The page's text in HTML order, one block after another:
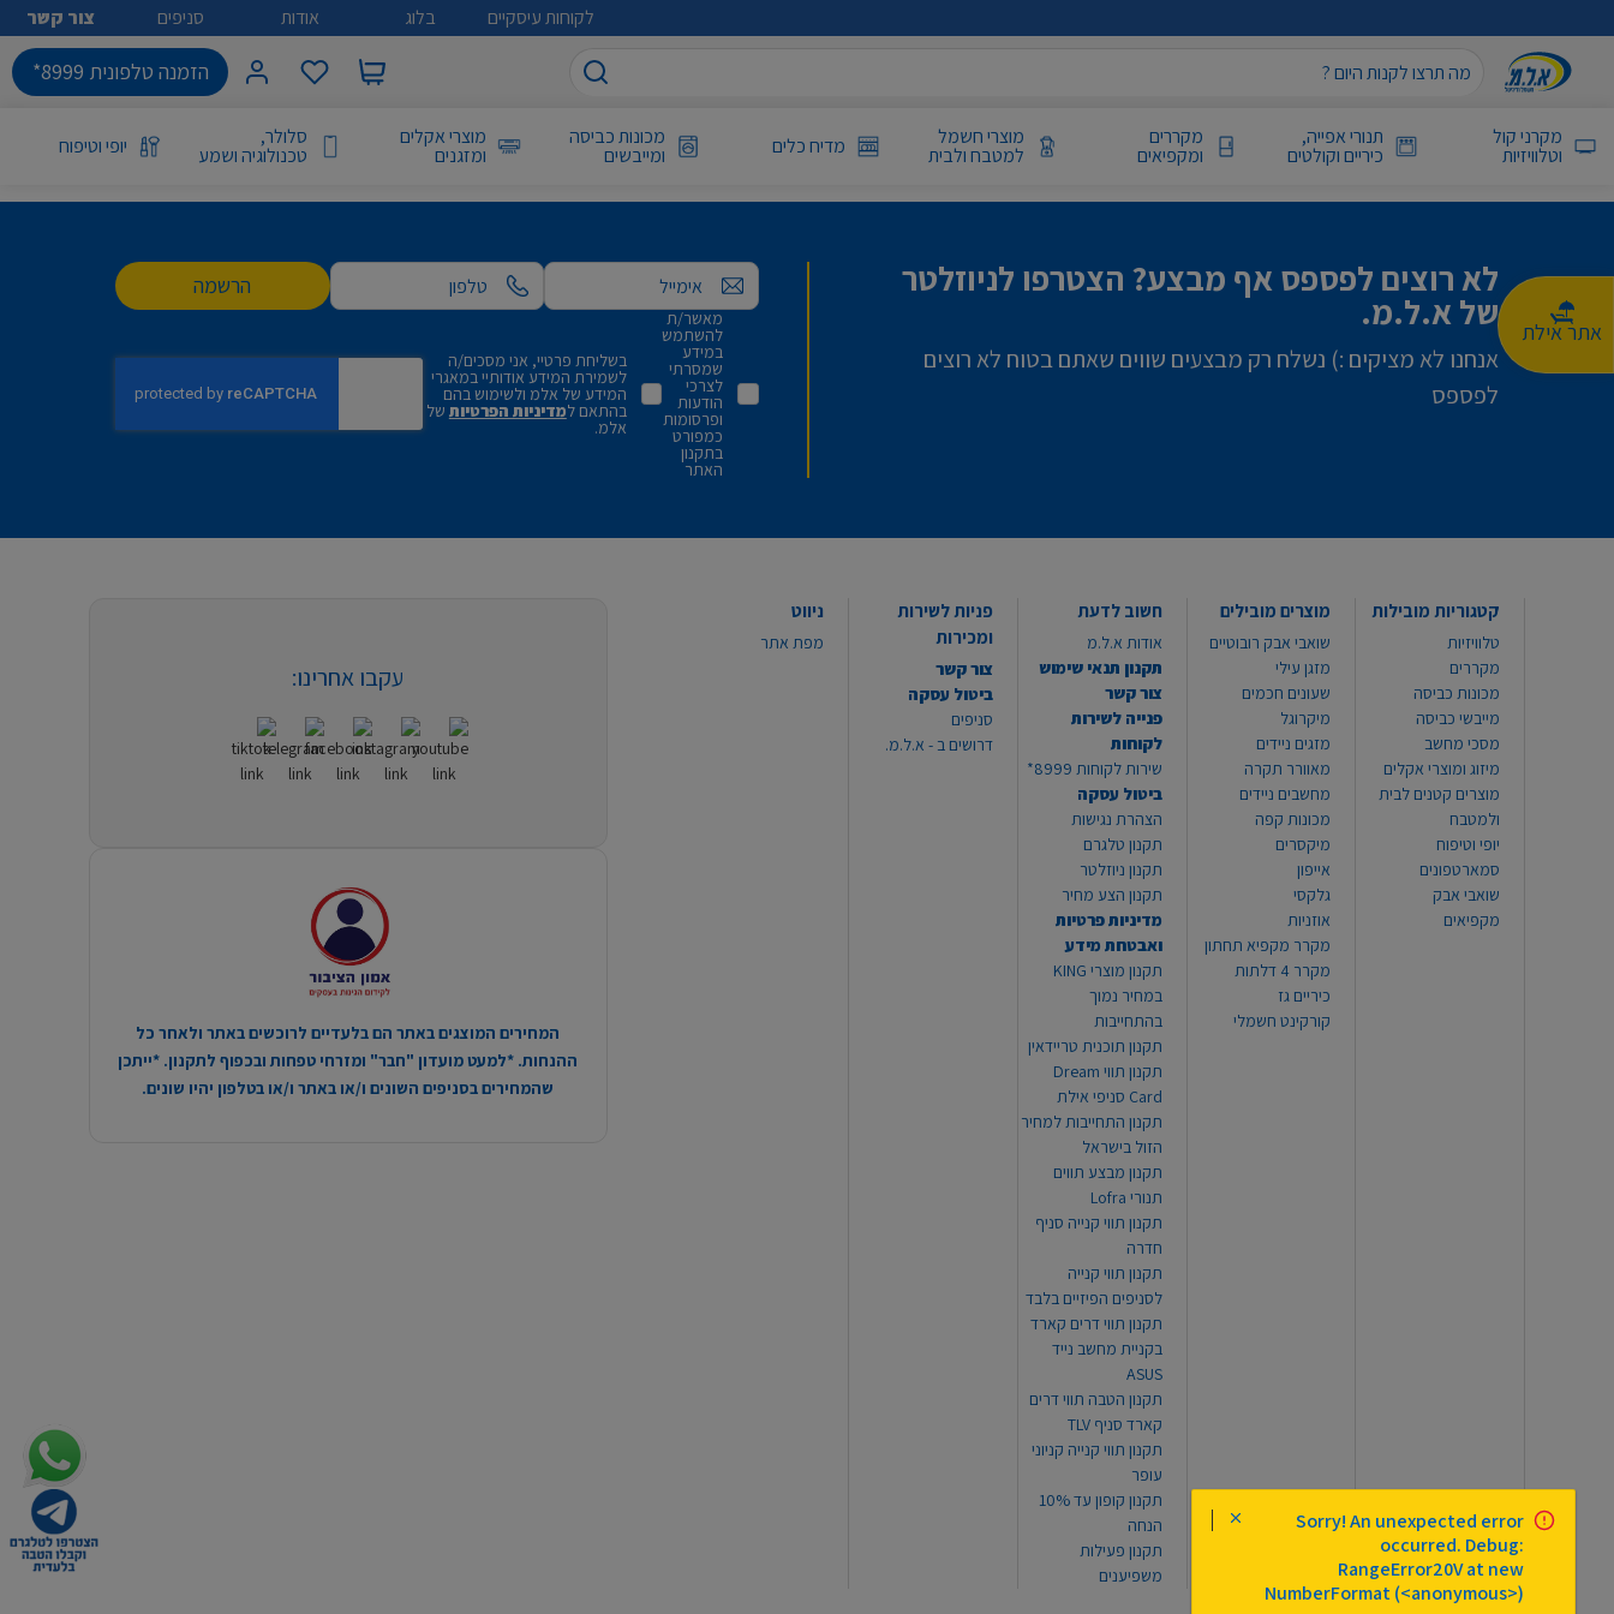
אתר אילת
לקוחות עיסקיים בלוג אודות סניפים צור קשר
הזמנה טלפונית 8999*
מקרני קול
וטלוויזיות
תנורי אפייה,
כיריים וקולטים
מקררים
ומקפיאים
מוצרי חשמל
למטבח ולבית מדיח כלים מכונות כביסה
ומייבשים
מוצרי אקלים
ומזגנים
סלולר,
טכנולוגיה ושמע יופי וטיפוח
לא רוצים לפספס אף מבצע? הצטרפו לניוזלטר
של א.ל.מ.
אנחנו לא מציקים :) נשלח רק מבצעים שווים שאתם בטוח לא רוצים
לפספס
אימייל הרשמה
מאשר/ת
להשתמש
במידע
שמסרתי
לצרכי
הודעות
ופרסומות
כמפורט
בתקנון
האתר
בשליחת פרטיי, אני מסכים/ה
לשמירת המידע אודותיי במאגרי
המידע של אלמ ולשימוש בהם
בהתאם למדיניות הפרטיות של
אלמ.
קטגוריות מובילות
טלוויזיות
מקררים
מכונות כביסה
מייבשי כביסה
מסכי מחשב
מיזוג ומוצרי אקלים
מוצרים קטנים לבית
ולמטבח
יופי וטיפוח
סמארטפונים
שואבי אבק
מקפיאים
מוצרים מובילים
שואבי אבק רובוטיים
מזגן עילי
שעונים חכמים
מיקרוגל
מזגים ניידים
מאוורר תקרה
מחשבים ניידים
מכונות קפה
מיקסרים
אייפון
גלקסי
אוזניות
מקרר מקפיא תחתון
מקרר 4 דלתות
כיריים גז
קורקינט חשמלי
חשוב לדעת
אודות א.ל.מ
תקנון תנאי שימוש
צור קשר
פנייה לשירות
לקוחות
שירות לקוחות 8999*
ביטול עסקה
הצהרת נגישות
תקנון טלגרם
תקנון ניוזלטר
תקנון הצע מחיר
מדיניות פרטיות
ואבטחת מידע
תקנון מוצרי KING
במחיר נמוך
בהתחייבות
תקנון תוכנית טריידאין
תקנון תווי Dream
Card סניפי אילת
תקנון התחייבות למחיר
הזול בישראל
תקנון מבצע תווים
תנורי Lofra
תקנון תווי קנייה סניף
חדרה
תקנון תווי קנייה
לסניפים הפיזיים בלבד
תקנון תווי דרים קארד
בקניית מחשב נייד
ASUS
תקנון הטבה תווי דרים
קארד סניף TLV
תקנון תווי קנייה קניוני
עופר
תקנון קופון עד 10%
הנחה
תקנון פעילות
משפיענים
פניות לשירות
ומכירות
צור קשר
ביטול עסקה
סניפים
דרושים ב - א.ל.מ.
ניווט
מפת אתר
עקבו אחרינו:
המחירים המוצגים באתר הם בלעדיים לרוכשים באתר ולאחר כל
ההנחות. *למעט מועדון "חבר" ומזרחי טפחות ובכפוף לתקנון. *ייתכן
שהמחירים בסניפים השונים ו/או באתר ו/או בטלפון יהיו שונים.
Sorry! An unexpected error
occurred. Debug:
RangeError20V at new
NumberFormat (<anonymous>)